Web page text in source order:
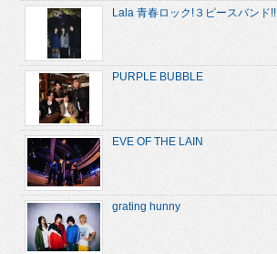
Lala 青春ロック!３ピースバンド!!
PURPLE BUBBLE
EVE OF THE LAIN
grating hunny